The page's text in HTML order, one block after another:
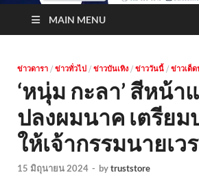
MAIN MENU
ข่าวดารา / ข่าวทั่วไป / ข่าวบันเทิง / ข่าววันนี้ / ข่าวเด็
‘หนุ่ม กะลา’ สีหน้า
ปลงผมนาค เตรีย
ให้เจ้ากรรมนายเวร
15 มิถุนายน 2024 - bytruststore